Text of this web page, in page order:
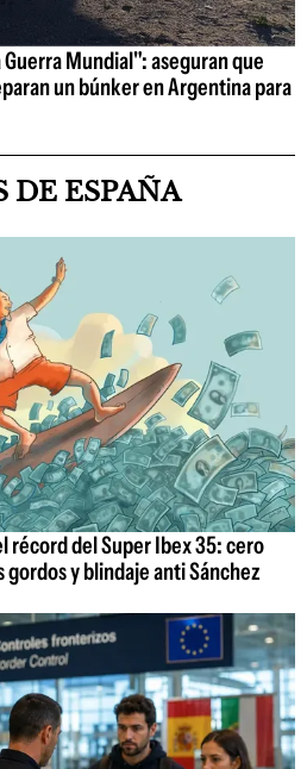
Mundial": aseguran que
un búnker en Argentina para
DE ESPAÑA
récord del Super Ibex 35: cero
y blindaje anti Sánchez